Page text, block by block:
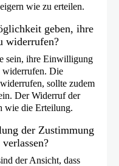
wie zu erteilen.
geben, ihre
widerrufen?
sein, ihre Einwilligung
widerrufen. Die
sollte zudem
Der Widerruf der
wie die Erteilung.
der Zustimmung
der Ansicht, dass